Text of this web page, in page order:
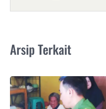
Arsip Terkait